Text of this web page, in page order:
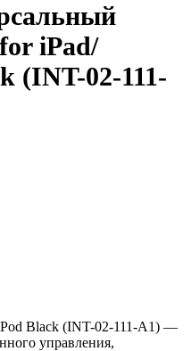
iPad/
(INT-02-111-
Black (INT-02-111-A1) —
управления,